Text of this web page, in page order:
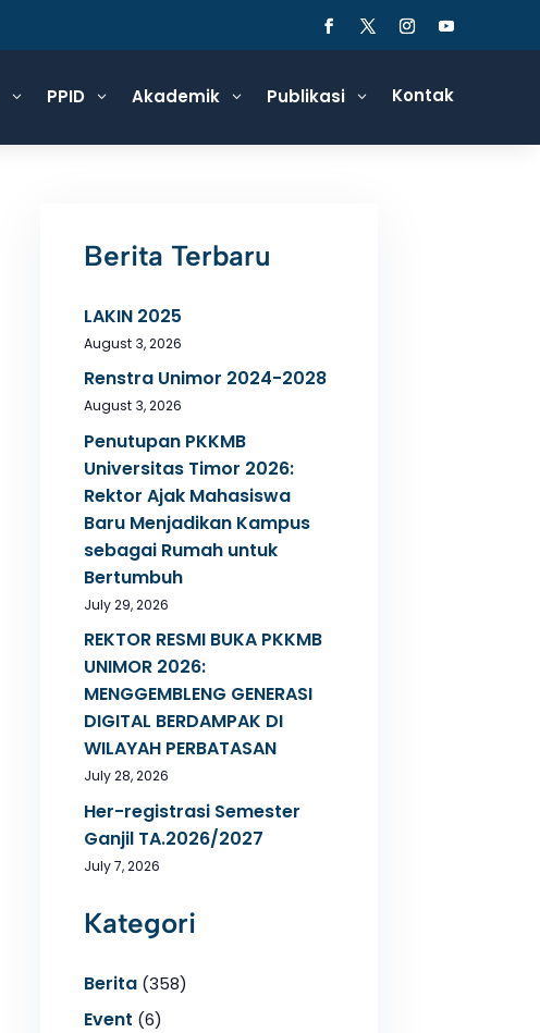
3 PPID 3 Akademik 3 Publikasi 3 Kontak
Berita Terbaru
LAKIN 2025
August 3, 2026
Renstra Unimor 2024-2028
August 3, 2026
Penutupan PKKMB
Universitas Timor 2026:
Rektor Ajak Mahasiswa
Baru Menjadikan Kampus
sebagai Rumah untuk
Bertumbuh
July 29, 2026
REKTOR RESMI BUKA PKKMB
UNIMOR 2026:
MENGGEMBLENG GENERASI
DIGITAL BERDAMPAK DI
WILAYAH PERBATASAN
July 28, 2026
Her-registrasi Semester
Ganjil TA.2026/2027
July 7, 2026
Kategori
Berita(358)
Event (6)